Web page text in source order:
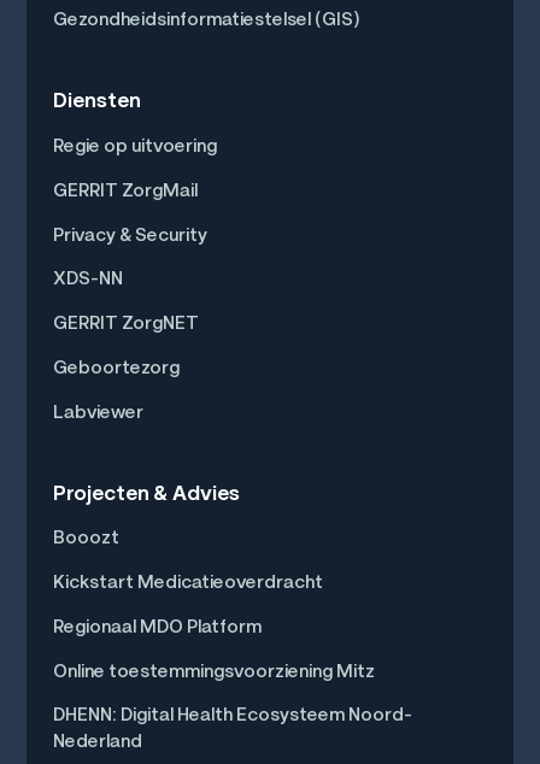
Gezondheidsinformatiestelsel (GIS)
Diensten
Regie op uitvoering
GERRIT ZorgMail
Privacy & Security
XDS-NN
GERRIT ZorgNET
Geboortezorg
Labviewer
Projecten & Advies
Booozt
Kickstart Medicatieoverdracht
Regionaal MDO Platform
Online toestemmingsvoorziening Mitz
DHENN: Digital Health Ecosysteem Noord-
Nederland